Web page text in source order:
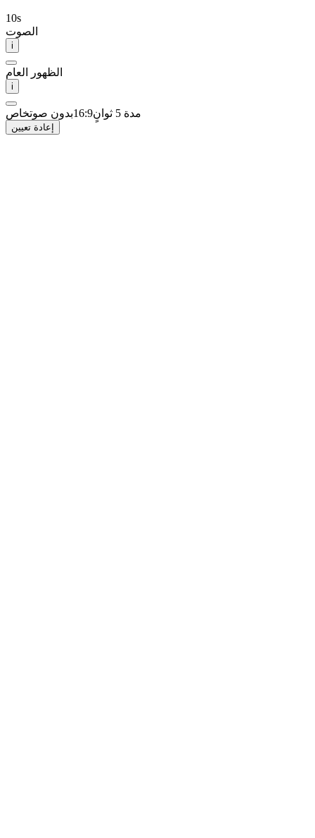
10s
الصوت
i
الظهور العام
i
مدة 5 ثوانٍ 16:9بدون صوتخاص
إعادة تعيين